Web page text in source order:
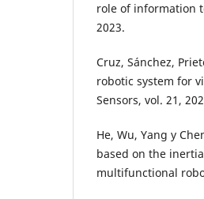
role of information
2023.
Cruz, Sánchez,
robotic system for
Sensors, vol. 21,
He, Wu, Yang y
based on the
multifunctional